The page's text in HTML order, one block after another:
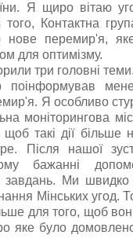
Я щиро вітаю
Контактна
нове перемир'я,
для оптимізму.
три головні
поінформував
Я особливо
моніторингова
такі дії більше
Після нашої
бажанні
завдань. Ми
Мінських угод.
для того, щоб
яке було